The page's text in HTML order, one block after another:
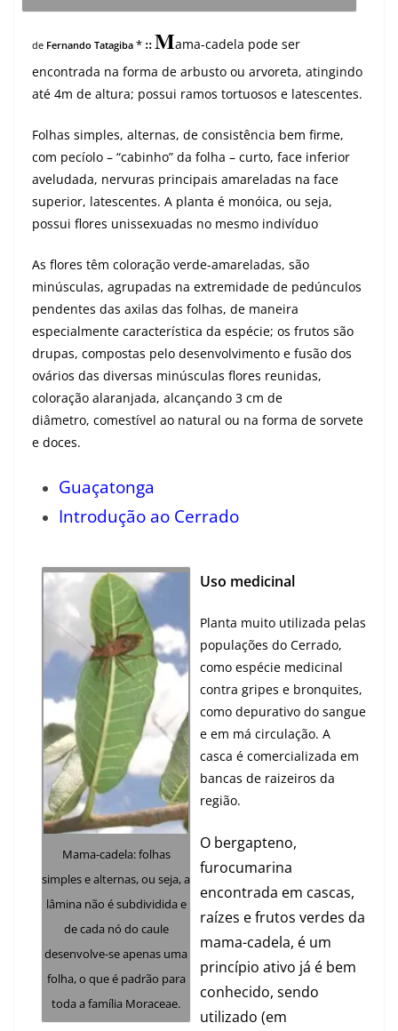
de Fernando Tatagiba * ::Mama-cadela pode ser
encontrada na forma de arbusto ou arvoreta, atingindo
até 4m de altura; possui ramos tortuosos e latescentes.
Folhas simples, alternas, de consistência bem firme,
com pecíolo – “cabinho” da folha – curto, face inferior
aveludada, nervuras principais amareladas na face
superior, latescentes. A planta é monóica, ou seja,
possui flores unissexuadas no mesmo indivíduo
As flores têm coloração verde-amareladas, são
minúsculas, agrupadas na extremidade de pedúnculos
pendentes das axilas das folhas, de maneira
especialmente característica da espécie; os frutos são
drupas, compostas pelo desenvolvimento e fusão dos
ovários das diversas minúsculas flores reunidas,
coloração alaranjada, alcançando 3 cm de
diâmetro, comestível ao natural ou na forma de sorvete
e doces.
Guaçatonga
Introdução ao Cerrado
Mama-cadela: folhas
simples e alternas, ou seja, a
lâmina não é subdividida e
de cada nó do caule
desenvolve-se apenas uma
folha, o que é padrão para
toda a família Moraceae.
Uso medicinal
Planta muito utilizada pelas
populações do Cerrado,
como espécie medicinal
contra gripes e bronquites,
como depurativo do sangue
e em má circulação. A
casca é comercializada em
bancas de raizeiros da
região.
O bergapteno,
furocumarina
encontrada em cascas,
raízes e frutos verdes da
mama-cadela, é um
princípio ativo já é bem
conhecido, sendo
utilizado (em